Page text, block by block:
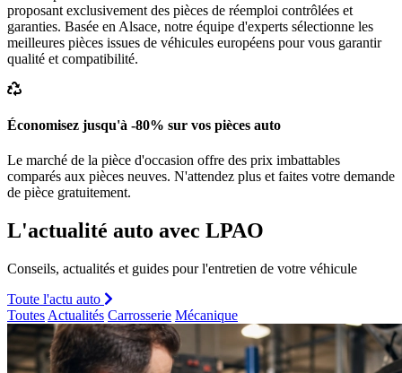
proposant exclusivement des pièces de réemploi contrôlées et
garanties. Basée en Alsace, notre équipe d'experts sélectionne les
meilleures pièces issues de véhicules européens pour vous garantir
qualité et compatibilité.
Économisez jusqu'à -80% sur vos pièces auto
Le marché de la pièce d'occasion offre des prix imbattables
comparés aux pièces neuves. N'attendez plus et faites votre demande
de pièce gratuitement.
L'actualité auto avec LPAO
Conseils, actualités et guides pour l'entretien de votre véhicule
Toute l'actu auto
Toutes Actualités Carrosserie Mécanique